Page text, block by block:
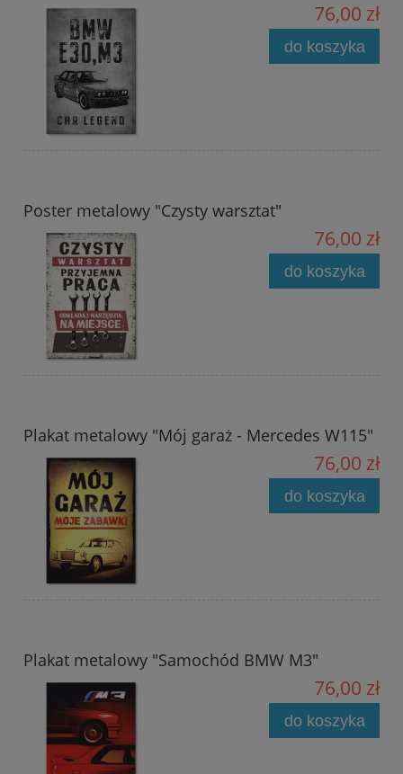
76,00 zł
do koszyka
Poster metalowy "Czysty warsztat"
76,00 zł
do koszyka
Plakat metalowy "Mój garaż - Mercedes W115"
76,00 zł
do koszyka
Plakat metalowy "Samochód BMW M3"
76,00 zł
do koszyka